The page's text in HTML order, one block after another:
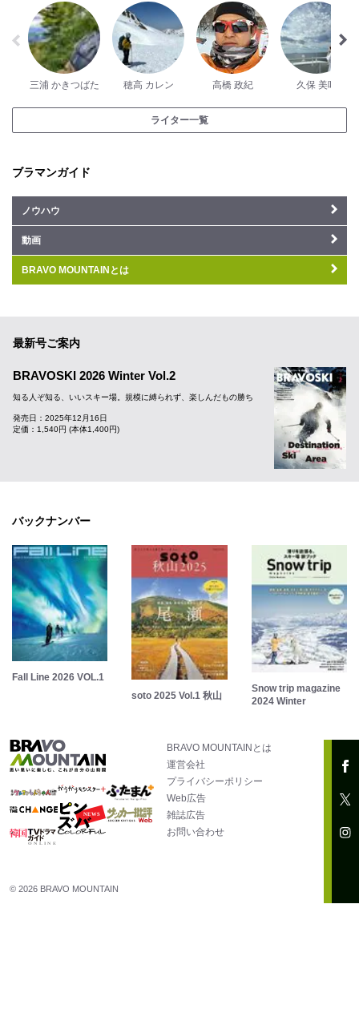
三浦 かきつばた 穂高 カレン 高橋 政紀 久保 美咲
ライター一覧
ブラマンガイド
ノウハウ
動画
BRAVO MOUNTAINとは
最新号ご案内
BRAVOSKI 2026 Winter Vol.2
知る人ぞ知る、いいスキー場。規模に縛られず、楽しんだもの勝ち
発売日：2025年12月16日
定価：1,540円 (本体1,400円)
バックナンバー
Fall Line 2026 VOL.1
soto 2025 Vol.1 秋山
Snow trip magazine
2024 Winter
BRAVO MOUNTAINとは
運営会社
プライバシーポリシー
Web広告
雑誌広告
お問い合わせ
© 2026 BRAVO MOUNTAIN